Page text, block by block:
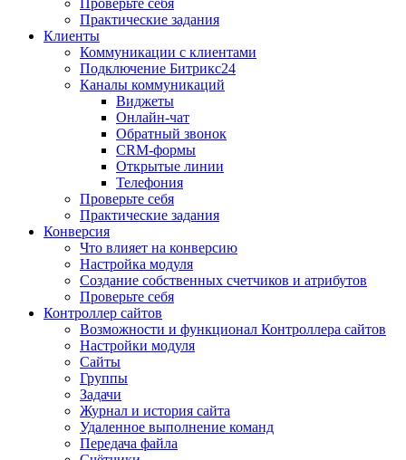
Проверьте себя
Практические задания
Клиенты
Коммуникации с клиентами
Подключение Битрикс24
Каналы коммуникаций
Виджеты
Онлайн-чат
Обратный звонок
CRM-формы
Открытые линии
Телефония
Проверьте себя
Практические задания
Конверсия
Что влияет на конверсию
Настройка модуля
Создание собственных счетчиков и атрибутов
Проверьте себя
Контроллер сайтов
Возможности и функционал Контроллера сайтов
Настройки модуля
Сайты
Группы
Задачи
Журнал и история сайта
Удаленное выполнение команд
Передача файла